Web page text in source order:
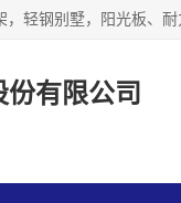
有限公司